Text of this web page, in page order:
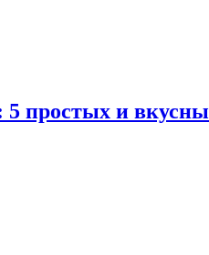
простых и